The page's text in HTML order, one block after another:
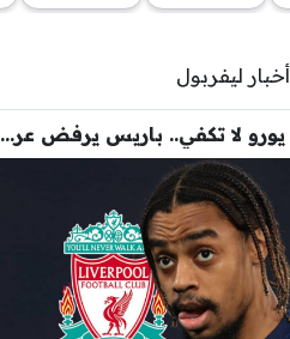
أخبار ليفربول
115 مليون يورو لا تكفي.. باريس يرفض عرض ليفربول لضم باركولا